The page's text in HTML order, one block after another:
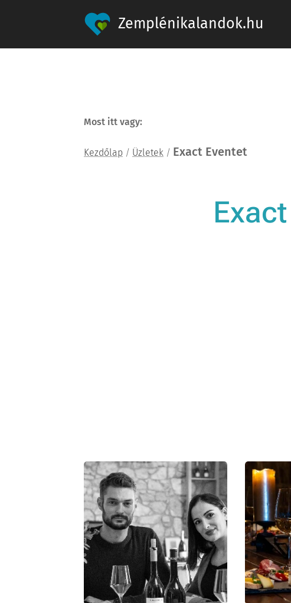
Zemplénikalandok.hu
Most itt vagy:
Kezdőlap / Üzletek / Exact Eventet